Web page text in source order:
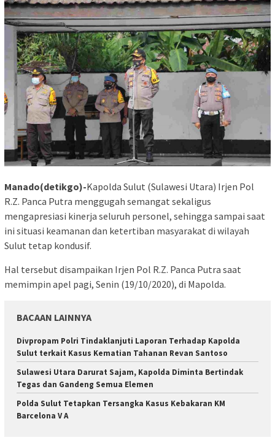
Manado(detikgo)-Kapolda Sulut (Sulawesi Utara) Irjen Pol
R.Z. Panca Putra menggugah semangat sekaligus
mengapresiasi kinerja seluruh personel, sehingga sampai saat
ini situasi keamanan dan ketertiban masyarakat di wilayah
Sulut tetap kondusif.
Hal tersebut disampaikan Irjen Pol R.Z. Panca Putra saat
memimpin apel pagi, Senin (19/10/2020), di Mapolda.
BACAAN LAINNYA
Divpropam Polri Tindaklanjuti Laporan Terhadap Kapolda
Sulut terkait Kasus Kematian Tahanan Revan Santoso
Sulawesi Utara Darurat Sajam, Kapolda Diminta Bertindak
Tegas dan Gandeng Semua Elemen
Polda Sulut Tetapkan Tersangka Kasus Kebakaran KM
Barcelona V A